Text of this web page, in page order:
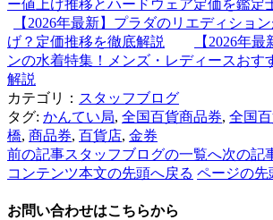
ー値上げ推移とハードウェア定価を鑑定
【2026年最新】プラダのリエディショ
げ？定価推移を徹底解説
【2026年
ンの水着特集！メンズ・レディースおす
解説
カテゴリ： スタッフブログ
タグ: かんてい局, 全国百貨商品券, 全国
橋, 商品券, 百貨店, 金券
前の記事スタッフブログの一覧へ次の記
コンテンツ本文の先頭へ戻る ページの先
お問い合わせはこちらから